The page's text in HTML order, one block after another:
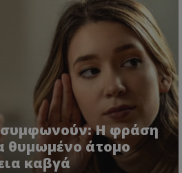
Η φράση
θυμωμένο άτομο
καβγά